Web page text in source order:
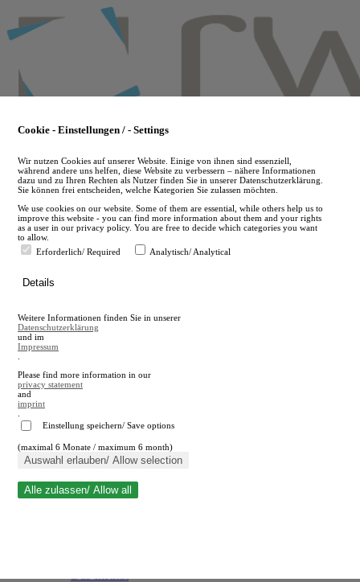
to
main
en
A
A
Suche schließen
Cookie - Einstellungen / - Settings
Wir nutzen Cookies auf unserer Website. Einige von ihnen sind essenziell,
während andere uns helfen, diese Website zu verbessern – nähere Informationen
dazu und zu Ihren Rechten als Nutzer finden Sie in unserer Datenschutzerklärung.
Sie können frei entscheiden, welche Kategorien Sie zulassen möchten.
We use cookies on our website. Some of them are essential, while others help us to
improve this website - you can find more information about them and your rights
as a user in our privacy policy. You are free to decide which categories you want
to allow.
Erforderlich/ Required
Analytisch/ Analytical
Details
Weitere Informationen finden Sie in unserer
Datenschutzerklärung
und im
Impressum
Please find more information in our
privacy statement
and
imprint
Einstellung speichern/ Save options
(maximal 6 Monate / maximum 6 month)
Auswahl erlauben/ Allow selection
Alle zulassen/ Allow all